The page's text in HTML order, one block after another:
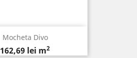
Mocheta Divo
Pret
162,69 lei m2